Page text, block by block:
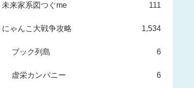
未来家系図つぐme 111
にゃんこ大戦争攻略 1,534
ブック列島 6
虚栄カンパニー 6